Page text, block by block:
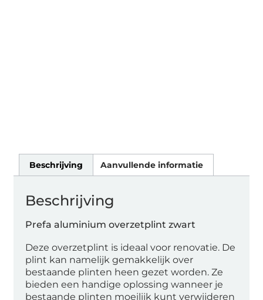
Beschrijving Aanvullende informatie
Beschrijving
Prefa aluminium overzetplint zwart
Deze overzetplint is ideaal voor renovatie. De
plint kan namelijk gemakkelijk over
bestaande plinten heen gezet worden. Ze
bieden een handige oplossing wanneer je
bestaande plinten moeilijk kunt verwijderen